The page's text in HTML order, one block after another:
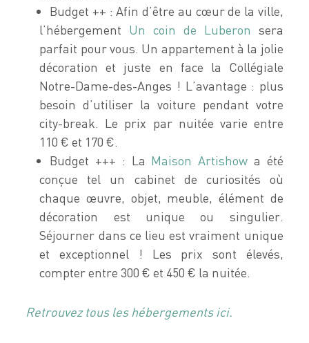
Budget ++ : Afin d’être au cœur de la ville,
l’hébergement Un coin de Luberon sera
parfait pour vous. Un appartement à la jolie
décoration et juste en face la Collégiale
Notre-Dame-des-Anges ! L’avantage : plus
besoin d’utiliser la voiture pendant votre
city-break. Le prix par nuitée varie entre
110 € et 170 €.
Budget +++ : La Maison Artishow a été
conçue tel un cabinet de curiosités où
chaque œuvre, objet, meuble, élément de
décoration est unique ou singulier.
Séjourner dans ce lieu est vraiment unique
et exceptionnel ! Les prix sont élevés,
compter entre 300 € et 450 € la nuitée.
Retrouvez tous les hébergements ici.